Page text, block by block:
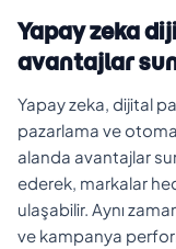
Yapay zeka
avantajlar
Yapay zeka, dijital
pazarlama ve
alanda avantajlar
ederek, markalar
ulaşabilir. Aynı
ve kampanya